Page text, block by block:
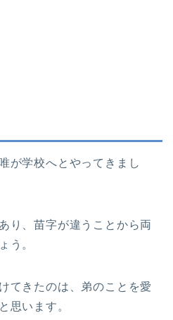
が学校へとやってきまし
り、苗字が違うことから両
う。
てきたのは、弟のことを愛
思います。